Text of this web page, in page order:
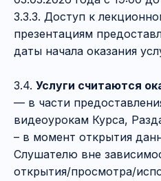
3.3.3. Доступ к
презентациям
даты начала оказания
3.4. Услуги считаются
— в части
видеоурокам Курса,
– в момент открытия
Слушателю вне
открытия/просмотра/